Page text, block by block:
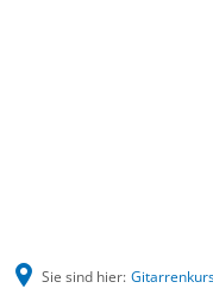
Sie sind hier: